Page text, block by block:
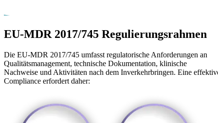
EU-MDR 2017/745 Regulierungsrahmen
Die EU-MDR 2017/745 umfasst regulatorische Anforderungen an
Qualitätsmanagement, technische Dokumentation, klinische
Nachweise und Aktivitäten nach dem Inverkehrbringen. Eine
Compliance erfordert daher: